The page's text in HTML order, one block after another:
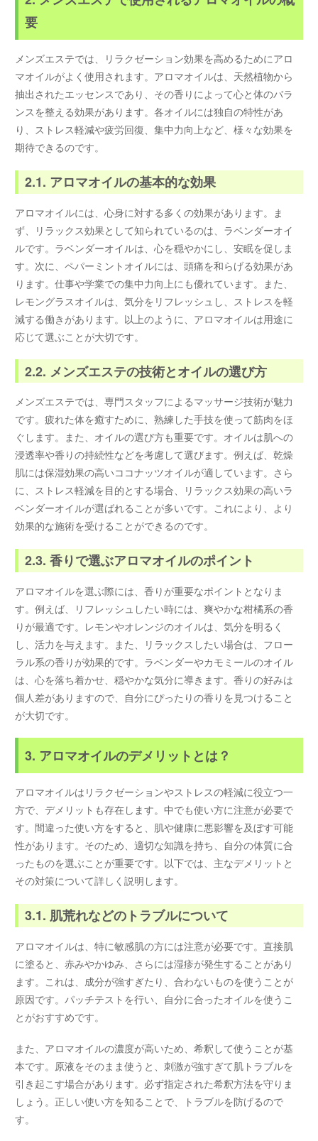
要
メンズエステでは、リラクゼーション効果を高めるためにアロ
マオイルがよく使用されます。アロマオイルは、天然植物から
抽出されたエッセンスであり、その香りによって心と体のバラ
ンスを整える効果があります。各オイルには独自の特性があ
り、ストレス軽減や疲労回復、集中力向上など、様々な効果を
期待できるのです。
2.1. アロマオイルの基本的な効果
アロマオイルには、心身に対する多くの効果があります。ま
ず、リラックス効果として知られているのは、ラベンダーオイ
ルです。ラベンダーオイルは、心を穏やかにし、安眠を促しま
す。次に、ペパーミントオイルには、頭痛を和らげる効果があ
ります。仕事や学業での集中力向上にも優れています。また、
レモングラスオイルは、気分をリフレッシュし、ストレスを軽
減する働きがあります。以上のように、アロマオイルは用途に
応じて選ぶことが大切です。
2.2. メンズエステの技術とオイルの選び方
メンズエステでは、専門スタッフによるマッサージ技術が魅力
です。疲れた体を癒すために、熟練した手技を使って筋肉をほ
ぐします。また、オイルの選び方も重要です。オイルは肌への
浸透率や香りの持続性などを考慮して選びます。例えば、乾燥
肌には保湿効果の高いココナッツオイルが適しています。さら
に、ストレス軽減を目的とする場合、リラックス効果の高いラ
ベンダーオイルが選ばれることが多いです。これにより、より
効果的な施術を受けることができるのです。
2.3. 香りで選ぶアロマオイルのポイント
アロマオイルを選ぶ際には、香りが重要なポイントとなりま
す。例えば、リフレッシュしたい時には、爽やかな柑橘系の香
りが最適です。レモンやオレンジのオイルは、気分を明るく
し、活力を与えます。また、リラックスしたい場合は、フロー
ラル系の香りが効果的です。ラベンダーやカモミールのオイル
は、心を落ち着かせ、穏やかな気分に導きます。香りの好みは
個人差がありますので、自分にぴったりの香りを見つけること
が大切です。
3. アロマオイルのデメリットとは？
アロマオイルはリラクゼーションやストレスの軽減に役立つ一
方で、デメリットも存在します。中でも使い方に注意が必要で
す。間違った使い方をすると、肌や健康に悪影響を及ぼす可能
性があります。そのため、適切な知識を持ち、自分の体質に合
ったものを選ぶことが重要です。以下では、主なデメリットと
その対策について詳しく説明します。
3.1. 肌荒れなどのトラブルについて
アロマオイルは、特に敏感肌の方には注意が必要です。直接肌
に塗ると、赤みやかゆみ、さらには湿疹が発生することがあり
ます。これは、成分が強すぎたり、合わないものを使うことが
原因です。パッチテストを行い、自分に合ったオイルを使うこ
とがおすすめです。
また、アロマオイルの濃度が高いため、希釈して使うことが基
本です。原液をそのまま使うと、刺激が強すぎて肌トラブルを
引き起こす場合があります。必ず指定された希釈方法を守りま
しょう。正しい使い方を知ることで、トラブルを防げるので
す。